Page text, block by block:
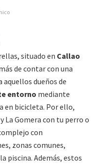
situado en Callao
de contar con una
aquellos dueños de
entorno mediante
en bicicleta. Por ello,
La Gomera con tu perro o
con
zonas comunes,
piscina. Además, estos